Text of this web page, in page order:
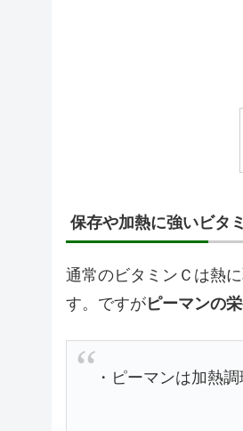
保存や加熱に強いビタ
通常のビタミンＣは熱
す。ですがピーマンの
・ピーマンは加熱